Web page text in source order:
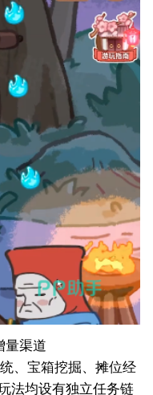
渠道
、宝箱挖掘、摊位经
法均设有独立任务链